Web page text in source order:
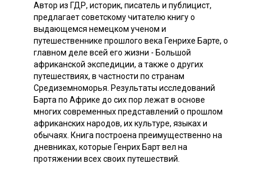
Автор из ГДР, историк, писатель и публицист,
предлагает советскому читателю книгу о
выдающемся немецком ученом и
путешественнике прошлого века Генрихе Барте, о
главном деле всей его жизни - Большой
африканской экспедиции, а также о других
путешествиях, в частности по странам
Средиземноморья. Результаты исследований
Барта по Африке до сих пор лежат в основе
многих современных представлений о прошлом
африканских народов, их культуре, языках и
обычаях. Книга построена преимущественно на
дневниках, которые Генрих Барт вел на
протяжении всех своих путешествий.